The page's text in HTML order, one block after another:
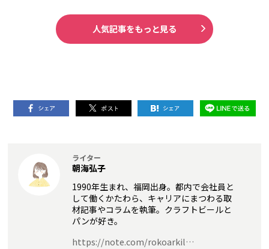
人気記事をもっと見る
ライター
朝海弘子
1990年生まれ、福岡出身。都内で会社員と
して働くかたわら、キャリアにまつわる取
材記事やコラムを執筆。クラフトビールと
パンが好き。
https://note.com/rokoarkil…